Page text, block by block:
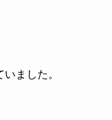
ました。